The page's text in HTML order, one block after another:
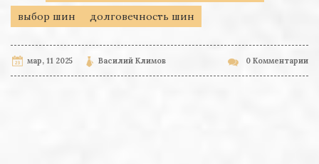
выбор шин
долговечность шин
мар, 11 2025 Василий Климов 0 Комментарии